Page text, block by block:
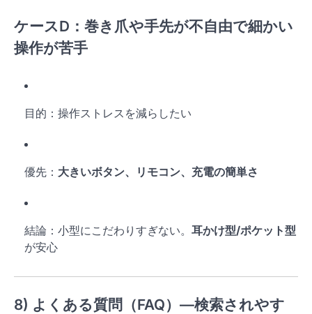
ケースD： 巻き爪や手先が不自由で細かい
操作が苦手
目的：操作ストレスを減らしたい
優先： 大きいボタン、リモコン、充電の簡単さ
結論：小型にこだわりすぎない。 耳かけ型/ポケット型
が安心
8) よくある質問（FAQ）—検索されやす